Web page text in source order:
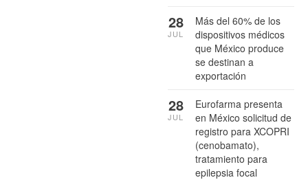
Más del 60% de los
dispositivos médicos
que México produce
se destinan a
exportación
28
JUL
Eurofarma presenta
en México solicitud de
registro para XCOPRI
(cenobamato),
tratamiento para
epilepsia focal
28
JUL